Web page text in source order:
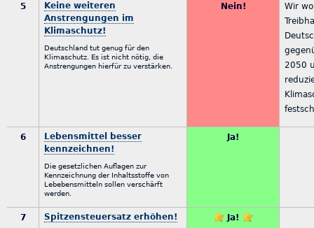
5
Keine weiteren
Anstrengungen im
Klimaschutz!
Deutschland tut genug für den
Klimaschutz. Es ist nicht nötig, die
Anstrengungen hierfür zu verstärken.
Nein!
Wir
2050
6
Lebensmittel besser
kennzeichnen!
Die gesetzlichen Auflagen zur
Kennzeichnung der Inhaltsstoffe von
Lebebensmitteln sollen verschärft
werden.
Ja!
7 Spitzensteuersatz erhöhen! Ja!